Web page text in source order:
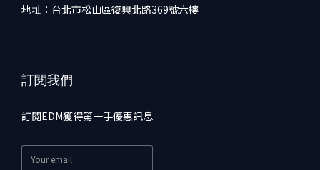
地址：台北市松山區復興北路369號六樓
訂閱我們
訂閱EDM獲得第一手優惠訊息